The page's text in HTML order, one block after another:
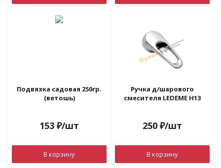
Подвязка садовая 250гр.
(ветошь)
153 ₽/шт
В корзину
Ручка д/шарового
смесителя LEDEME H13
250 ₽/шт
В корзину